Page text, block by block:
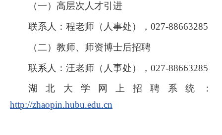
（一）高层次人才引进
联系人：程老师（人事处），027-88663285
（二）教师、师资博士后招聘
联系人：汪老师（人事处），027-88663285
湖北大学网上招聘系统：
http://zhaopin.hubu.edu.cn